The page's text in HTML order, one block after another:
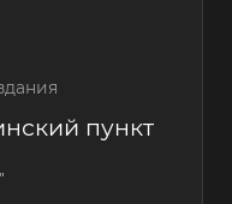
пункт